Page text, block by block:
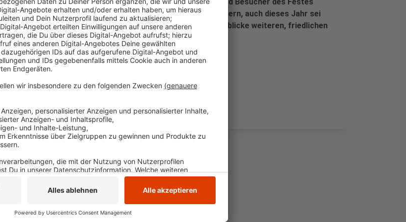
würden seit Jahrzehnten friedlich und verantwortungsvoll feiern, auch dieses Jahr sei
es - bis auf den Messerangriff - friedlich gewesen. Die Stadt blicke weiteren, friedlichen
Festtagen entgegen.
Veröffentlicht:Freitag, 15.05.2026 05:44
Anzeige